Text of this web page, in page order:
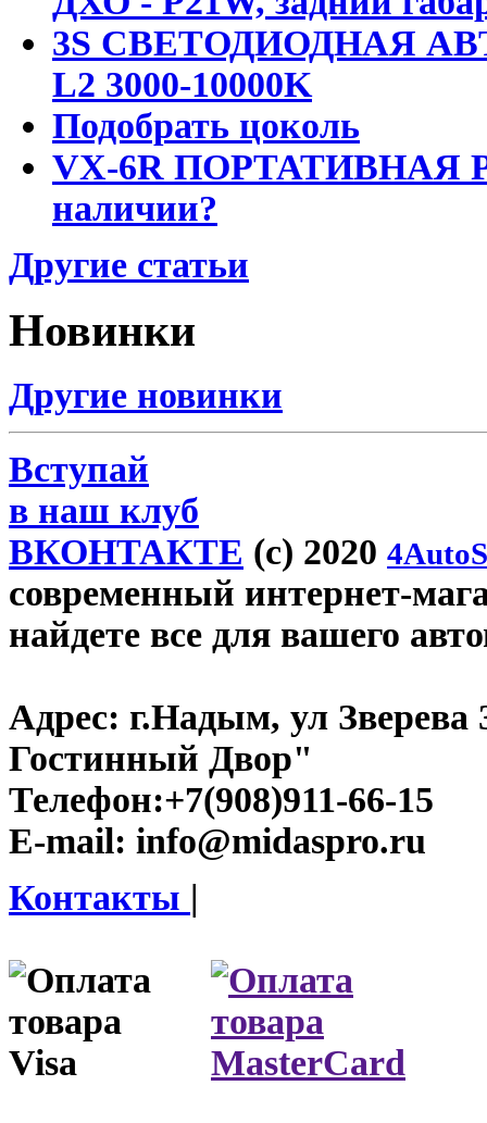
3S СВЕТОДИОДНАЯ
L2 3000-10000K
Подобрать цоколь
VX-6R ПОРТАТИВНАЯ
наличии?
Другие статьи
Новинки
Другие новинки
Вступай
в наш клуб
ВКОНТАКТЕ (c) 2020
современный интернет-
найдете все для вашего
Адрес: г.Надым, ул
Гостинный Двор"
Телефон:+7(908)911-66-15
E-mail: info@midaspro.ru
Контакты |